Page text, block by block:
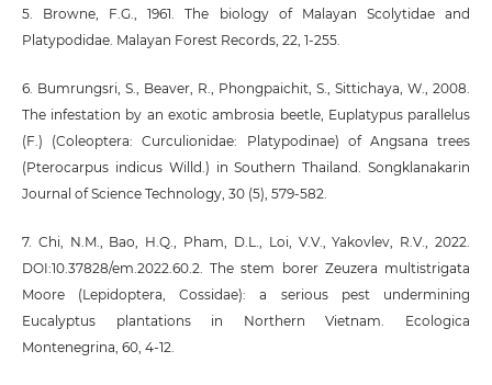
5. Browne, F.G., 1961. The biology of Malayan Scolytidae and
Platypodidae. Malayan Forest Records, 22, 1-255.
6. Bumrungsri, S., Beaver, R., Phongpaichit, S., Sittichaya, W., 2008.
The infestation by an exotic ambrosia beetle, Euplatypus parallelus
(F.) (Coleoptera: Curculionidae: Platypodinae) of Angsana trees
(Pterocarpus indicus Willd.) in Southern Thailand. Songklanakarin
Journal of Science Technology, 30 (5), 579-582.
7. Chi, N.M., Bao, H.Q., Pham, D.L., Loi, V.V., Yakovlev, R.V., 2022.
DOI:10.37828/em.2022.60.2. The stem borer Zeuzera multistrigata
Moore (Lepidoptera, Cossidae): a serious pest undermining
Eucalyptus plantations in Northern Vietnam. Ecologica
Montenegrina, 60, 4-12.